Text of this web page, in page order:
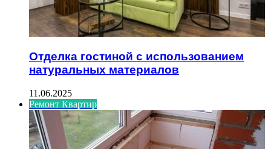
Отделка гостиной с использованием
натуральных материалов
11.06.2025
Ремонт Квартир